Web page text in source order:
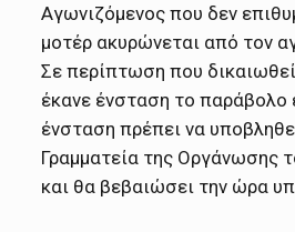
Αγωνιζόμενος που δεν
μοτέρ ακυρώνεται από τον
Σε περίπτωση που
έκανε ένσταση το παράβολο
ένσταση πρέπει να
Γραμματεία της Οργάνωσης
και θα βεβαιώσει την ώρα